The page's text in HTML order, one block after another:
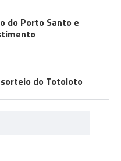
do Porto Santo e
do Totoloto